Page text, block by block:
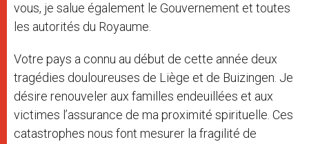
vous, je salue également le Gouvernement et toutes
les autorités du Royaume.
Votre pays a connu au début de cette année deux
tragédies douloureuses de Liège et de Buizingen. Je
désire renouveler aux familles endeuillées et aux
victimes l’assurance de ma proximité spirituelle. Ces
catastrophes nous font mesurer la fragilité de